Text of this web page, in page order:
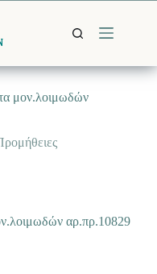
μον.λοιμωδών
αρ.πρ.10829